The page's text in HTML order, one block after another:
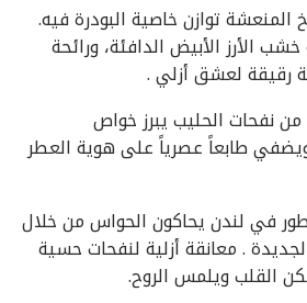
توازن خاصية البودرة فيه.
الأرز الأبيض الدافئة، ورائحة
رقيقة لعشق أزلي .
من نفحات الحليب يبرز خواص
طابعاً عصرياً على هوية العطر
في لندن يحاكون الحواس من خلال
. معانقة أزلية لنفحات حسية
القلب ويلمس الروح.